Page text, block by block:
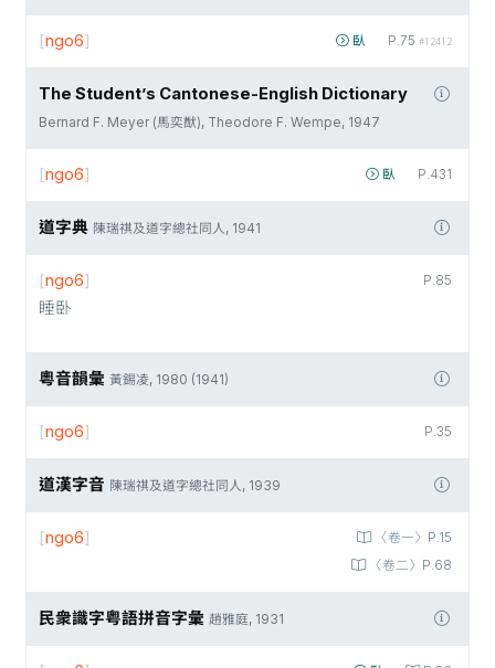
臥 P.75 #12412
[ngo6]
The Student’s Cantonese-English Dictionary
Bernard F. Meyer (馬奕猷), Theodore F. Wempe, 1947
臥 P.431
[ngo6]
道字典 陳瑞祺及道字總社同人, 1941
P.85
[ngo6]
睡卧
粵音韻彙 黃錫凌, 1980 (1941)
P.35
[ngo6]
道漢字音 陳瑞祺及道字總社同人, 1939
〈卷一〉P.15
〈卷二〉P.68
[ngo6]
民衆識字粤語拼音字彙 趙雅庭, 1931